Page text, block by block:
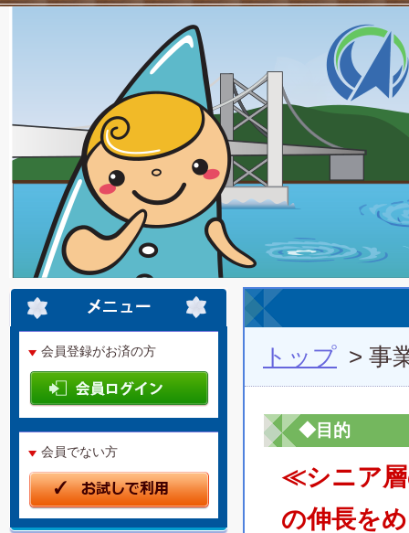
会員登録がお済の方
会員でない方
トップ > 事
◆目的
≪シニア層
の伸長を